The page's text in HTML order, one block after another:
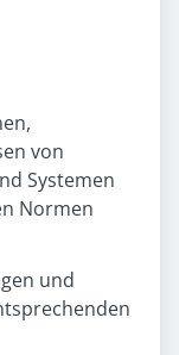
von
Systemen
Normen
und